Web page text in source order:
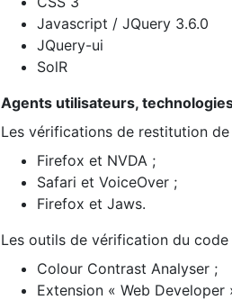
Javascript / JQuery 3.6.0
JQuery-ui
SolR
Agents utilisateurs,
Les vérifications de restitution
Firefox et NVDA ;
Safari et VoiceOver ;
Firefox et Jaws.
Les outils de vérification du
Colour Contrast Analyser ;
Extension « Web Developer